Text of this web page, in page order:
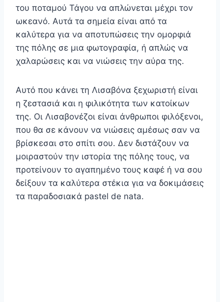
του ποταμού Τάγου να απλώνεται μέχρι τον
ωκεανό. Αυτά τα σημεία είναι από τα
καλύτερα για να αποτυπώσεις την ομορφιά
της πόλης σε μια φωτογραφία, ή απλώς να
χαλαρώσεις και να νιώσεις την αύρα της.
Αυτό που κάνει τη Λισαβόνα ξεχωριστή είναι
η ζεστασιά και η φιλικότητα των κατοίκων
της. Οι Λισαβονέζοι είναι άνθρωποι φιλόξενοι,
που θα σε κάνουν να νιώσεις αμέσως σαν να
βρίσκεσαι στο σπίτι σου. Δεν διστάζουν να
μοιραστούν την ιστορία της πόλης τους, να
προτείνουν το αγαπημένο τους καφέ ή να σου
δείξουν τα καλύτερα στέκια για να δοκιμάσεις
τα παραδοσιακά pastel de nata.